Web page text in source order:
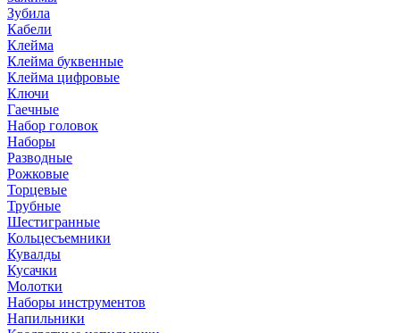
Зубила
Кабели
Клейма
Клейма буквенные
Клейма цифровые
Ключи
Гаечные
Набор головок
Наборы
Разводные
Рожковые
Торцевые
Трубные
Шестигранные
Кольцесъемники
Кувалды
Кусачки
Молотки
Наборы инструментов
Напильники